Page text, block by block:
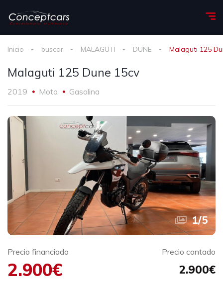
Inicio buscar MALAGUTI DUNE Malaguti 125
Malaguti 125 Dune 15cv
2019 Moto Gasolina
1/5
Precio financiado
2.900€
Precio contado
2.900€